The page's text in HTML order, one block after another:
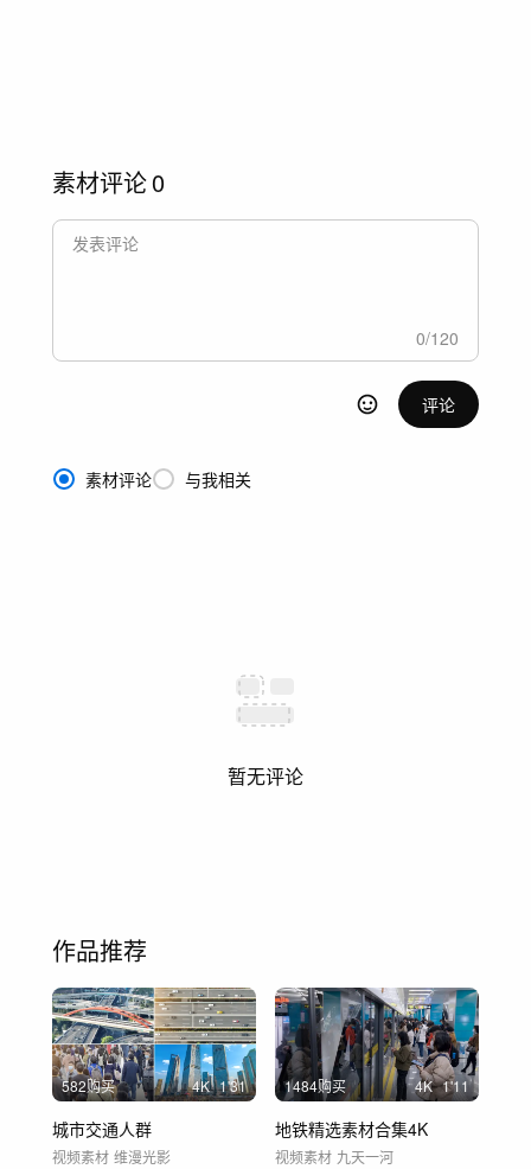
素材评论0
0/120
评论
素材评论 与我相关
暂无评论
作品推荐
582购买 4K 1'31
城市交通人群
视频素材 维漫光影
1484购买 4K 1'11
地铁精选素材合集4K
视频素材 九天一河